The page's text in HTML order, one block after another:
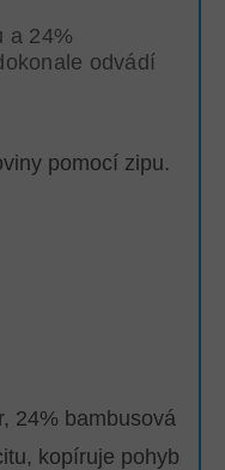
a 24%
odvádí
pomocí zipu.
24% bambusová
kopíruje pohyb